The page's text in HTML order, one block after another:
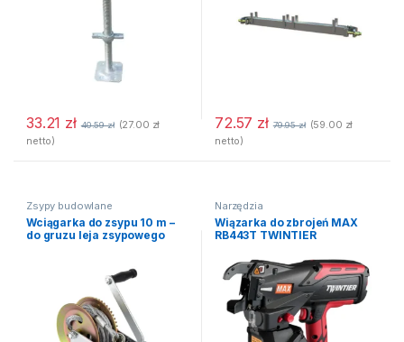
33.21 zł 40.59zł (27.00 zł
netto)
72.57 zł 79.95zł (59.00 zł
netto)
Zsypy budowlane
Wciągarka do zsypu 10 m –
do gruzu leja zsypowego
Narzędzia
Wiązarka do zbrojeń MAX
RB443T TWINTIER